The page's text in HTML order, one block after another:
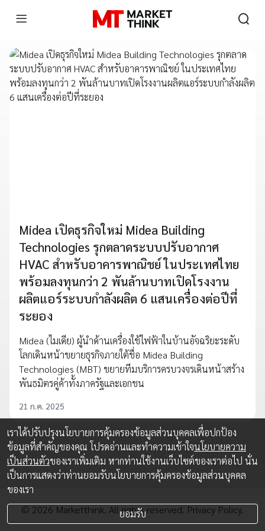
Midea เปิดธุรกิจใหม่ Midea Building
Technologies รุกตลาดระบบปรับอากาศ
HVAC สำหรับอาคารพาณิชย์ ในประเทศไทย
พร้อมลงทุนกว่า 2 พันล้านบาทเปิดโรงงาน
ผลิตแอร์ระบบกำลังผลิต 6 แสนเครื่องต่อปีที่
ระยอง
Midea (ไมเดีย) ผู้นำด้านเครื่องใช้ไฟฟ้าในบ้านอัจฉริยะระดับ
โลกเดินหน้าขยายธุรกิจภายใต้ชื่อ Midea Building
Technologies (MBT) ขยายทีมบริการครบวงจรเดินหน้าสร้าง
พันธมิตรคู่ค้าทั้งภาครัฐและเอกชน
21 ก.ค. 2025
© 2026 Marketthink. All rights reserved. Privacy Policy.
เราได้ปรับปรุงนโยบายการคุ้มครองข้อมูลส่วนบุคคลเพื่อปกป้อง
ข้อมูลที่สำคัญของคุณ โปรดอ่านและทำความเข้าใจนโยบายความ
เป็นส่วนตัวของเราเพิ่มเติม หากท่านใช้งานเว็บไซต์ของเราต่อไป นั่น
เป็นการแสดงว่าท่านยอมรับนโยบายการคุ้มครองข้อมูลส่วนบุคคล
ของเรา
ยอมรับ